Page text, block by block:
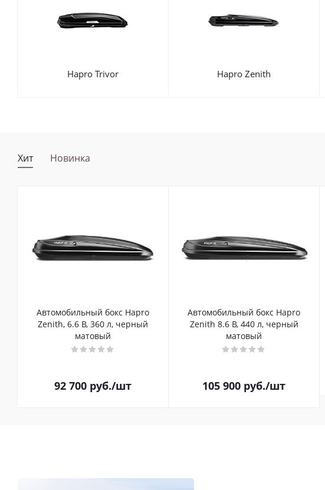
Hapro Trivor Hapro Zenith
Хит Новинка
Автомобильный бокс Hapro
Zenith, 6.6 B, 360 л, черный
матовый
92 700 руб./шт
Автомобильный бокс Hapro
Zenith 8.6 B, 440 л, черный
матовый
105 900 руб./шт